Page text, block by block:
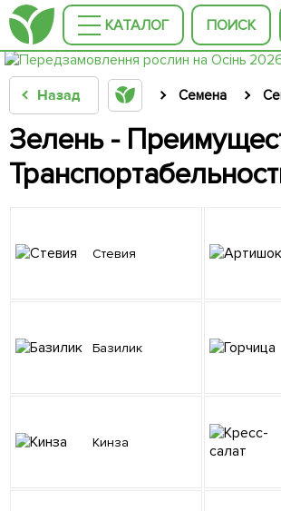
КАТАЛОГ ПОИСК
Назад Семена
Зелень -
Стевия
Базилик
Кинза